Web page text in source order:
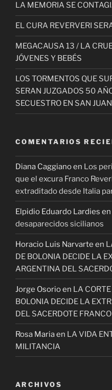
LA MEMORIA SE
EL CURA REVERVERI
MEGACAUSA 13 / LA
JÓVENES Y BEBÉS
LOS TORMENTOS QUE
SERAN JUZGADOS 50
SECUESTRO EN SAN
COMENTARIOS
Diana Caggianoen Los
que el excura Franco
extraditado desde Italia
Elpidio Eduardo Lardies en
desaparecidos sicilianos
Horacio Luis Narvarte en
DE BOLONIA DECIDE LA
ARGENTINA DEL
Jorge Osorioen LA
BOLONIA DECIDE LA
DEL SACERDOTE
Rosa Mariaen LA VIDA
MILITANCIA
ARCHIVOS